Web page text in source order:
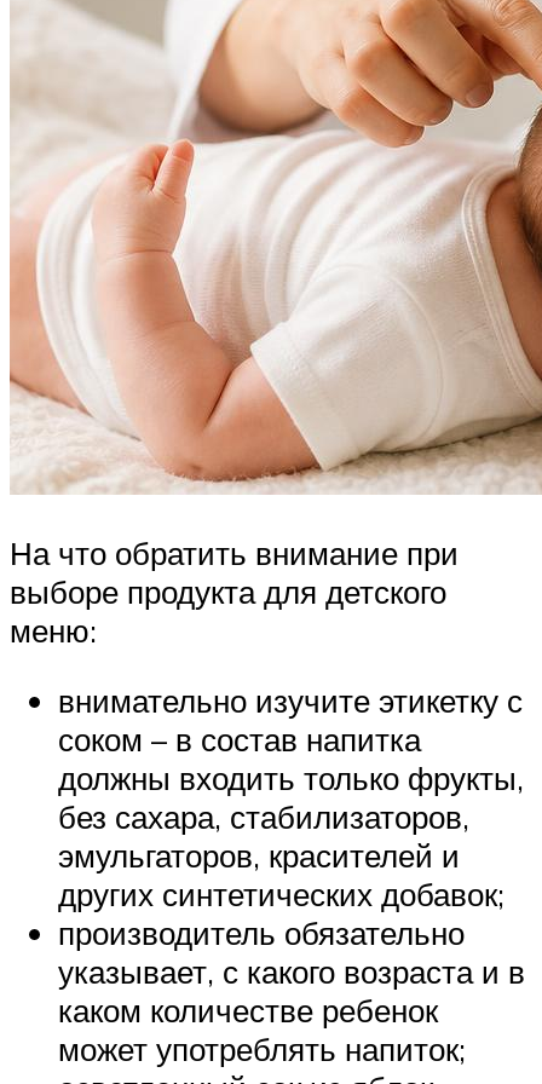
На что обратить внимание при
выборе продукта для детского
меню:
внимательно изучите этикетку с
соком – в состав напитка
должны входить только фрукты,
без сахара, стабилизаторов,
эмульгаторов, красителей и
других синтетических добавок;
производитель обязательно
указывает, с какого возраста и в
каком количестве ребенок
может употреблять напиток;